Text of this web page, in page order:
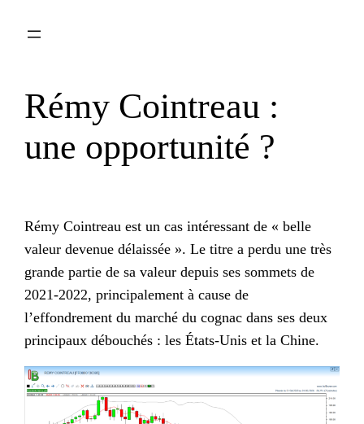
Rémy Cointreau :
une opportunité ?
Rémy Cointreau est un cas intéressant de « belle
valeur devenue délaissée ». Le titre a perdu une très
grande partie de sa valeur depuis ses sommets de
2021-2022, principalement à cause de
l’effondrement du marché du cognac dans ses deux
principaux débouchés : les États-Unis et la Chine.